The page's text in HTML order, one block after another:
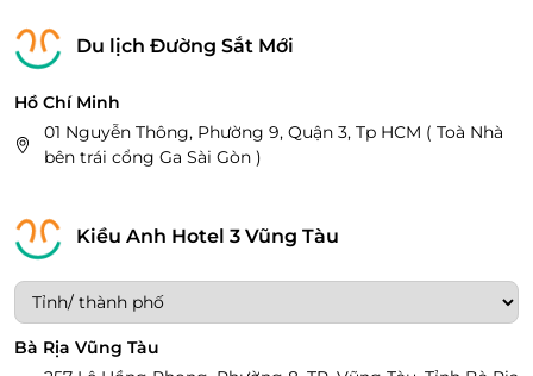
Du lịch Đường Sắt Mới
Hồ Chí Minh
01 Nguyễn Thông, Phường 9, Quận 3, Tp HCM ( Toà Nhà
bên trái cổng Ga Sài Gòn )
Kiều Anh Hotel 3 Vũng Tàu
Bà Rịa Vũng Tàu